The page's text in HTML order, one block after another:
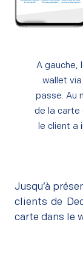
A gauche,
wallet
passe. Au
de la carte
le client a
Jusqu’à
clients de
carte dans le